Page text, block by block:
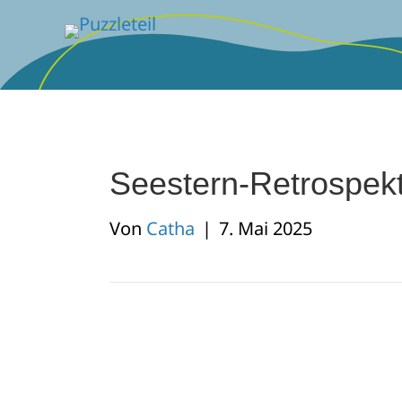
Seestern-
Von Catha | 7. Mai 2025